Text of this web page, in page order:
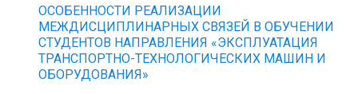
ОСОБЕННОСТИ РЕАЛИЗАЦИИ
МЕЖДИСЦИПЛИНАРНЫХ СВЯЗЕЙ В ОБУЧЕНИИ
СТУДЕНТОВ НАПРАВЛЕНИЯ «ЭКСПЛУАТАЦИЯ
ТРАНСПОРТНО-ТЕХНОЛОГИЧЕСКИХ МАШИН И
ОБОРУДОВАНИЯ»